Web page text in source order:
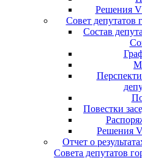
Решения
Совет депутатов
Состав
Повестки
Решения
Отчет о
Совета депутатов